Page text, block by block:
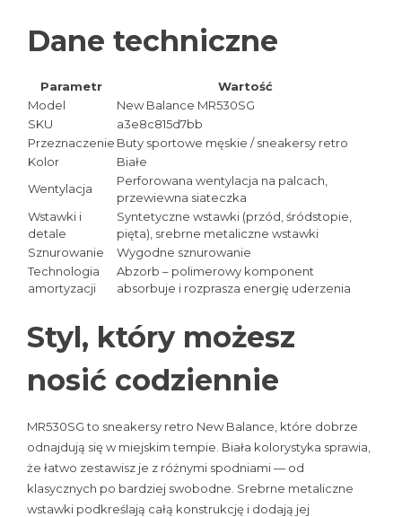
Dane techniczne
Parametr
Wartość
Model
New Balance MR530SG
SKU
a3e8c815d7bb
Przeznaczenie Buty sportowe męskie / sneakersy retro
Kolor
Białe
Wentylacja
Perforowana wentylacja na palcach,
przewiewna siateczka
Wstawki i
detale
Syntetyczne wstawki (przód, śródstopie,
pięta), srebrne metaliczne wstawki
Sznurowanie
Wygodne sznurowanie
Technologia
amortyzacji
Abzorb – polimerowy komponent
absorbuje i rozprasza energię uderzenia
Styl, który możesz
nosić codziennie
MR530SG to sneakersy retro New Balance, które dobrze
odnajdują się w miejskim tempie. Biała kolorystyka sprawia,
że łatwo zestawisz je z różnymi spodniami — od
klasycznych po bardziej swobodne. Srebrne metaliczne
wstawki podkreślają całą konstrukcję i dodają jej